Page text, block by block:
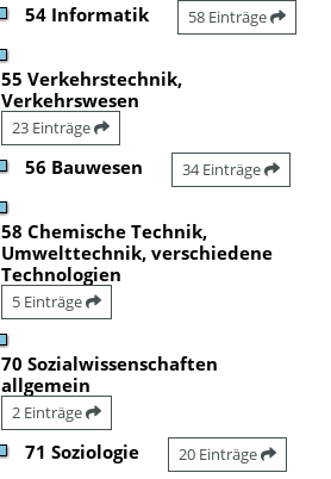
54 Informatik 58 Einträge
55 Verkehrstechnik,
Verkehrswesen
23 Einträge
56 Bauwesen 34 Einträge
58 Chemische Technik,
Umwelttechnik, verschiedene
Technologien
5 Einträge
70 Sozialwissenschaften
allgemein
2 Einträge
71 Soziologie 20 Einträge